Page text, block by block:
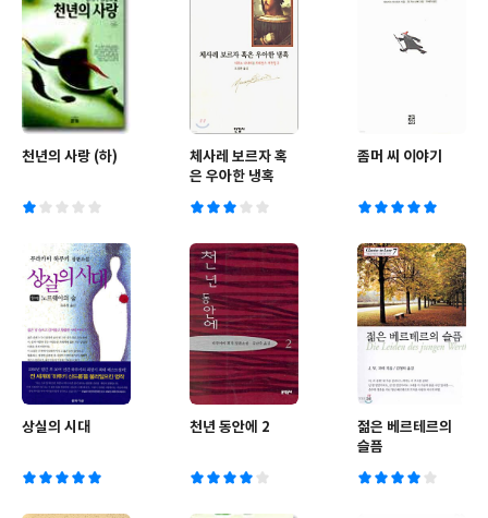
천년의 사랑 (하)
체사레 보르자 혹
은 우아한 냉혹
좀머 씨 이야기
상실의 시대 천년 동안에 2
젊은 베르테르의
슬픔